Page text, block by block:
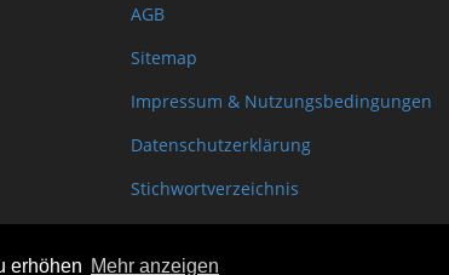
erhöhen Mehr anzeigen
AGB
Sitemap
Impressum & Nutzungsbedingungen
Datenschutzerklärung
Stichwortverzeichnis
Shopinfo XML